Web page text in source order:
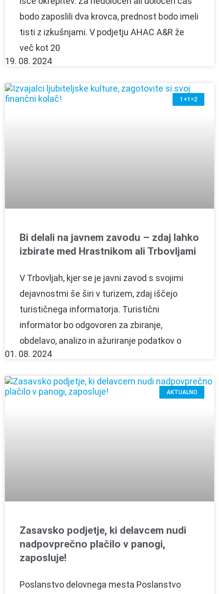
bodo zaposlili dva krovca, prednost bodo imeli
tisti z izkušnjami. V podjetju AHAC A&R že
več kot 20
19. 08. 2024
1+1=2
Bi delali na javnem zavodu – zdaj lahko
izbirate med Hrastnikom ali Trbovljami
V Trbovljah, kjer se je javni zavod s svojimi
dejavnostmi še širi v turizem, zdaj iščejo
turističnega informatorja. Turistični
informator bo odgovoren za zbiranje,
obdelavo, analizo in ažuriranje podatkov o
01. 08. 2024
AKTUALNO
Zasavsko podjetje, ki delavcem nudi
nadpovprečno plačilo v panogi,
zaposluje!
Poslanstvo delovnega mesta Poslanstvo